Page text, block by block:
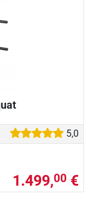
5,0
1.499,00 €